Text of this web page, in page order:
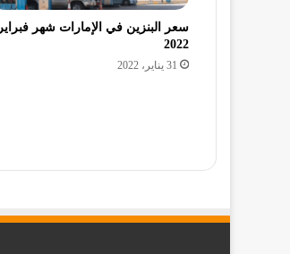
سعر البنزين في الإمارات شهر فبراير
2022
31 يناير، 2022